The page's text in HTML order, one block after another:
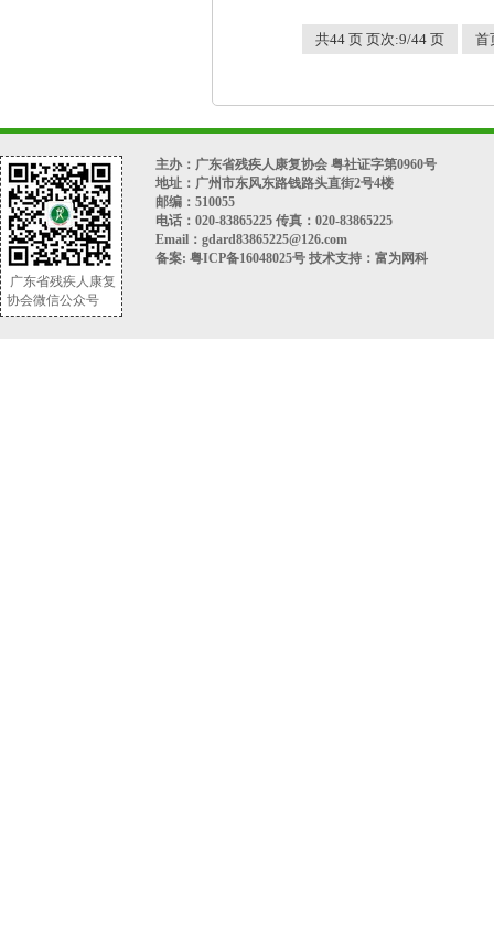
共44 页 页次:9/44 页 首
广东省残疾人康复
协会微信公众号
主办：广东省残疾人康复协会 粤社证字第0960号
地址：广州市东风东路钱路头直街2号4楼
邮编：510055
电话：020-83865225 传真：020-83865225
Email：gdard83865225@126.com
备案: 粤ICP备16048025号 技术支持： 富为网科